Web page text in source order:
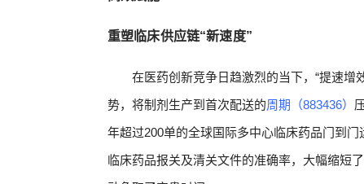
重塑临床供应链“新速度”
在医药创新竞争日趋激烈的当下，“提速增
势，将制剂生产到首次配送的周期（883436）
年超过200单的全球国际多中心临床药品门到门
临床药品报关及清关文件的准确率，大幅缩短